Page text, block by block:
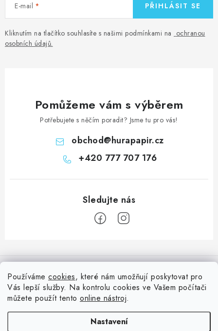
Používáme cookies, které nám umožňují poskytovat pro
Vás lepší služby. Na kontrolu cookies ve Vašem počítači
můžete použít tento online nástroj.
Nastavení
E-mail
Kliknutím na tlačítko souhlasíte s našimi podmínkami na ochranou
osobních údajů.
PŘIHLÁSIT SE
Pomůžeme vám s výběrem
Potřebujete s něčím poradit? Jsme tu pro vás!
obchod@hurapapir.cz
+420 777 707 176
á
Doprava
Nepřehlédněte
Blog s nápady a návody